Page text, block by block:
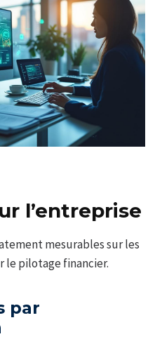
l’entreprise
mesurables sur les
le pilotage financier.
par